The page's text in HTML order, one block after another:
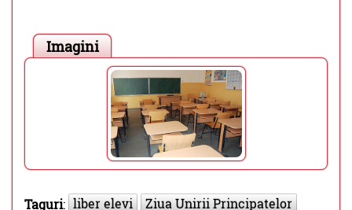
Imagini
Taguri: liber elevi Ziua Unirii Principatelor